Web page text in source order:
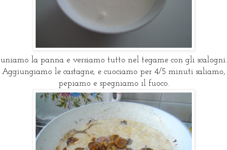
uniamo la panna e versiamo tutto nel tegame con gli scalogni.
Aggiungiamo le castagne, e cuociamo per 4/5 minuti saliamo,
pepiamo e spegniamo il fuoco.